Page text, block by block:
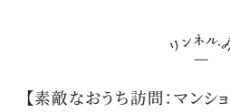
【素敵なおうち訪問：マンシ